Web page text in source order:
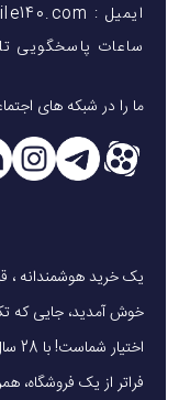
ایمیل : support@mobile140.com
ساعات پاسخگویی
ما را در شبکه های
خوش آمدید، جایی که
فراتر از یک فروشگاه،